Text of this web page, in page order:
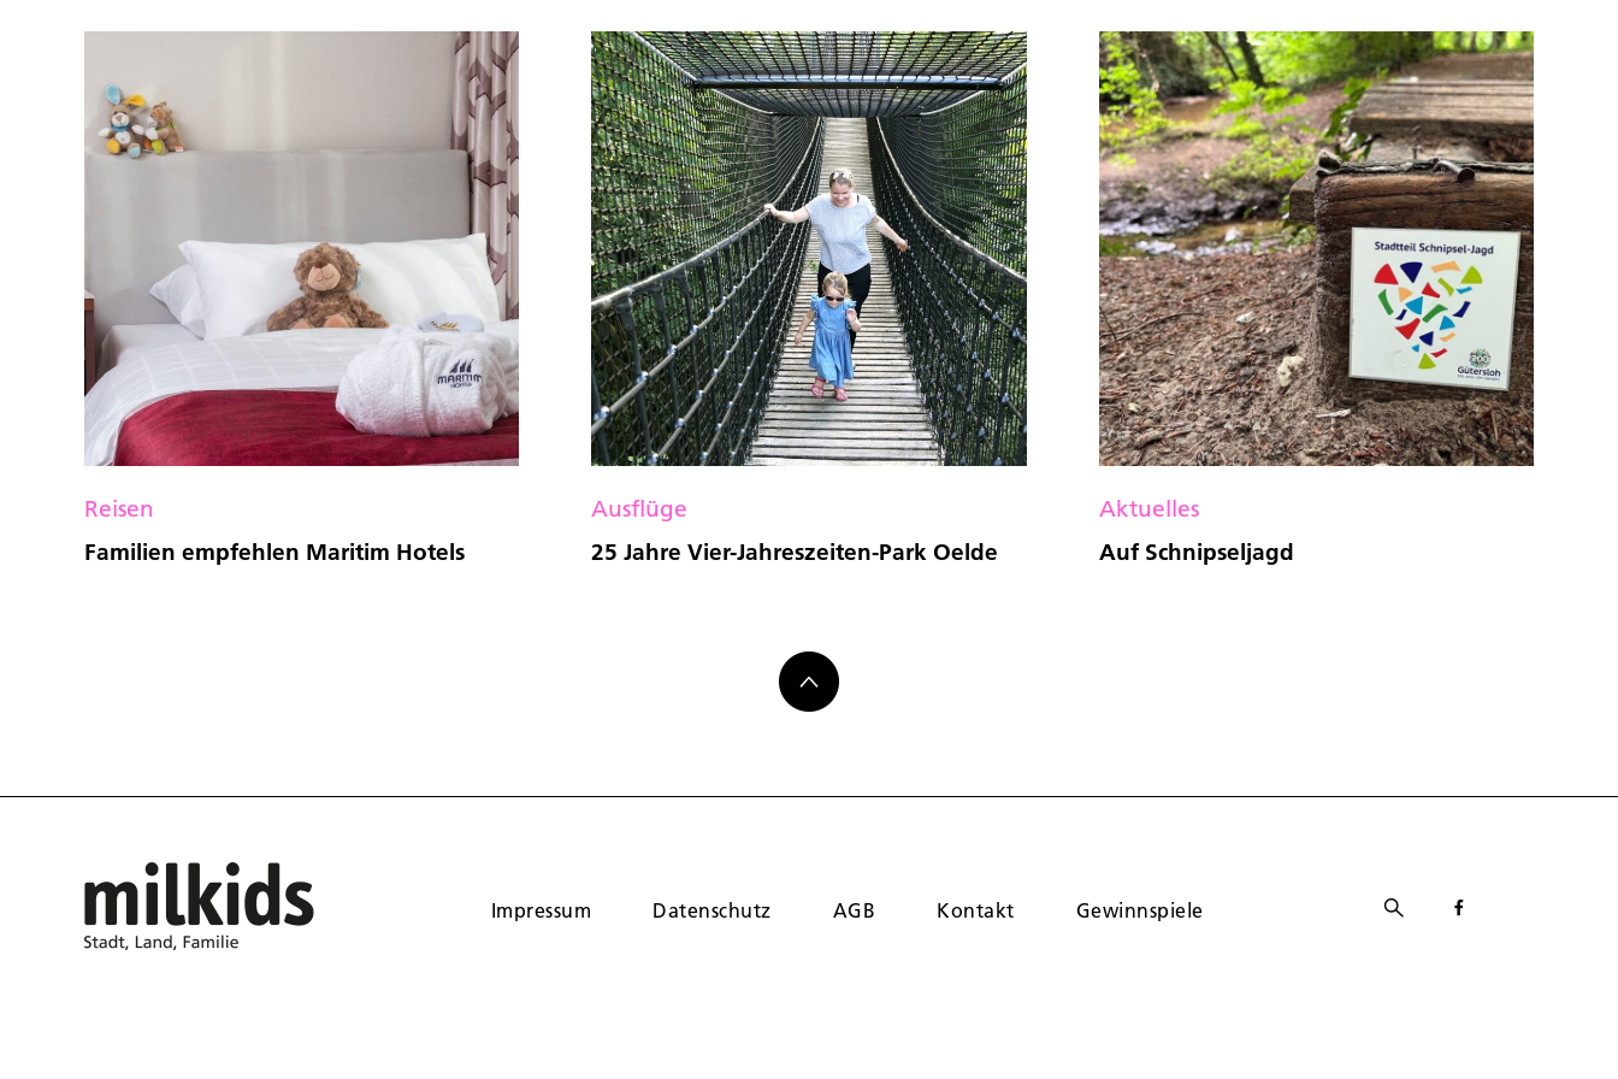
Reisen
Familien empfehlen Maritim Hotels
Ausflüge
25 Jahre Vier-Jahreszeiten-Park Oelde
Aktuelles
Auf Schnipseljagd
Impressum Datenschutz AGB Kontakt Gewinnspiele